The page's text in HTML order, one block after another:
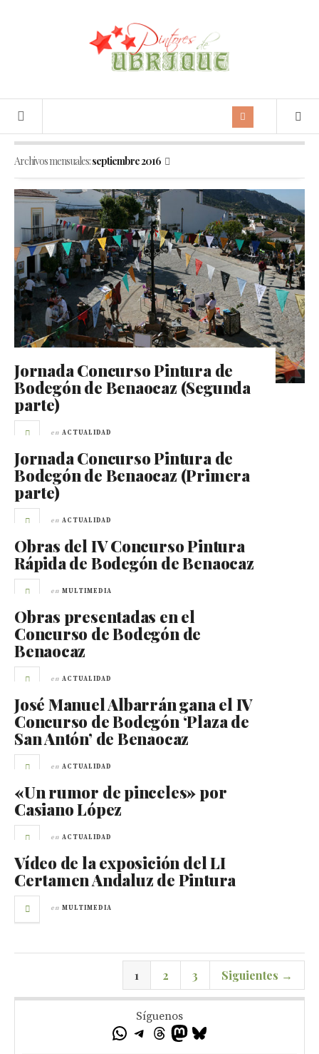
Archivos mensuales:septiembre 2016
Jornada Concurso Pintura de
Bodegón de Benaocaz (Segunda
parte)
en ACTUALIDAD
Jornada Concurso Pintura de
Bodegón de Benaocaz (Primera
parte)
en ACTUALIDAD
Obras del IV Concurso Pintura
Rápida de Bodegón de Benaocaz
en MULTIMEDIA
Obras presentadas en el
Concurso de Bodegón de
Benaocaz
en ACTUALIDAD
José Manuel Albarrán gana el IV
Concurso de Bodegón ‘Plaza de
San Antón’ de Benaocaz
en ACTUALIDAD
«Un rumor de pinceles» por
Casiano López
en ACTUALIDAD
Vídeo de la exposición del LI
Certamen Andaluz de Pintura
en MULTIMEDIA
1 2 3 Siguientes →
Síguenos